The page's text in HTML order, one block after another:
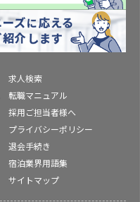
求人検索
転職マニュアル
採用ご担当者様へ
プライバシーポリシー
退会手続き
宿泊業界用語集
サイトマップ